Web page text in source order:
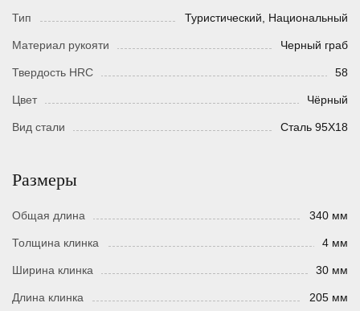
Тип Туристический, Национальный
Материал рукояти Черный граб
Твердость HRC 58
Цвет Чёрный
Вид стали Сталь 95Х18
Размеры
Общая длина 340 мм
Толщина клинка 4 мм
Ширина клинка 30 мм
Длина клинка 205 мм